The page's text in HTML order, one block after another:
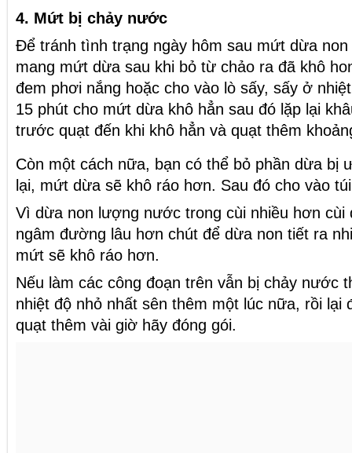
4. Mứt bị chảy nước
Để tránh tình trạng ngày hôm sau mứt dừa
mang mứt dừa sau khi bỏ từ chảo ra đã khô
đem phơi nắng hoặc cho vào lò sấy, sấy ở
15 phút cho mứt dừa khô hẳn sau đó lặp lại
trước quạt đến khi khô hẳn và quạt thêm
Còn một cách nữa, bạn có thể bỏ phần dừa bị
lại, mứt dừa sẽ khô ráo hơn. Sau đó cho vào
Vì dừa non lượng nước trong cùi nhiều hơn cùi
ngâm đường lâu hơn chút để dừa non tiết ra
mứt sẽ khô ráo hơn.
Nếu làm các công đoạn trên vẫn bị chảy nước
nhiệt độ nhỏ nhất sên thêm một lúc nữa, rồi lại
quạt thêm vài giờ hãy đóng gói.